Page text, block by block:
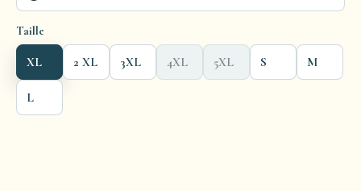
Taille
XL 2 XL 3XL 4XL 5XL S M
L